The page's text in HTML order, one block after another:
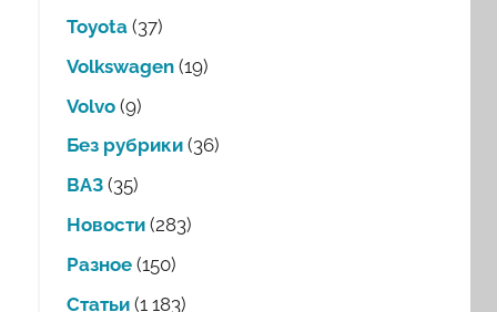
Toyota(37)
Volkswagen(19)
Volvo(9)
Без рубрики(36)
ВАЗ(35)
Новости(283)
Разное(150)
Статьи(1 183)